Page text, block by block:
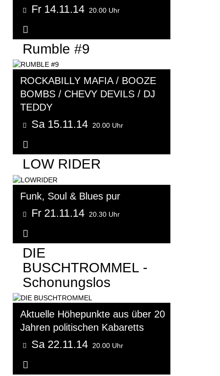
Fr 14.11.14 20.00 Uhr
Rumble #9
ROCKABILLY MAFIA / BOOZE
BOMBS / CHEVY DEVILS / DJ
TEDDY
Sa 15.11.14 20.00 Uhr
LOW RIDER
Funk, Soul & Blues pur
Fr 21.11.14 20.30 Uhr
DIE
BUSCHTROMMEL -
Schonungslos
Aktuelle Höhepunkte aus über 20
Jahren politischen Kabaretts
Sa 22.11.14 20.00 Uhr